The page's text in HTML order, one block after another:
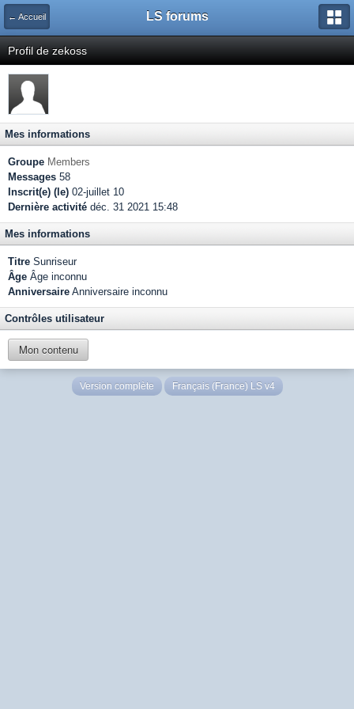
← Accueil LS forums
Profil de zekoss
Mes informations
Groupe Members
Messages 58
Inscrit(e) (le) 02-juillet 10
Dernière activité déc. 31 2021 15:48
Mes informations
Titre Sunriseur
Âge Âge inconnu
Anniversaire Anniversaire inconnu
Contrôles utilisateur
Mon contenu
Version complète Français (France) LS v4